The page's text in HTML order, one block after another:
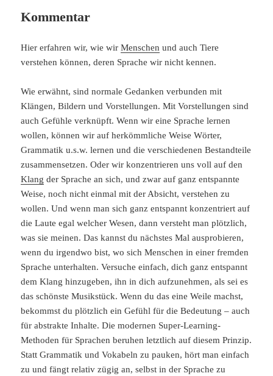
Kommentar
Hier erfahren wir, wie wirMenschen und auch Tiere
verstehen können, deren Sprache wir nicht kennen.
Wie erwähnt, sind normale Gedanken verbunden mit
Klängen, Bildern und Vorstellungen. Mit Vorstellungen sind
auch Gefühle verknüpft. Wenn wir eine Sprache lernen
wollen, können wir auf herkömmliche Weise Wörter,
Grammatik u.s.w. lernen und die verschiedenen Bestandteile
zusammensetzen. Oder wir konzentrieren uns voll auf den
Klang der Sprache an sich, und zwar auf ganz entspannte
Weise, noch nicht einmal mit der Absicht, verstehen zu
wollen. Und wenn man sich ganz entspannt konzentriert auf
die Laute egal welcher Wesen, dann versteht man plötzlich,
was sie meinen. Das kannst du nächstes Mal ausprobieren,
wenn du irgendwo bist, wo sich Menschen in einer fremden
Sprache unterhalten. Versuche einfach, dich ganz entspannt
dem Klang hinzugeben, ihn in dich aufzunehmen, als sei es
das schönste Musikstück. Wenn du das eine Weile machst,
bekommst du plötzlich ein Gefühl für die Bedeutung – auch
für abstrakte Inhalte. Die modernen Super-Learning-
Methoden für Sprachen beruhen letztlich auf diesem Prinzip.
Statt Grammatik und Vokabeln zu pauken, hört man einfach
zu und fängt relativ zügig an, selbst in der Sprache zu